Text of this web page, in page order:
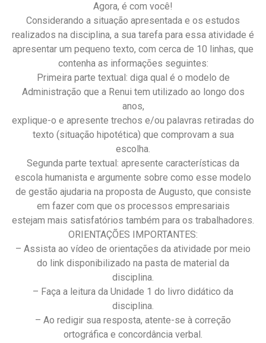
Agora, é com você!
Considerando a situação apresentada e os estudos
realizados na disciplina, a sua tarefa para essa atividade é
apresentar um pequeno texto, com cerca de 10 linhas, que
contenha as informações seguintes:
Primeira parte textual: diga qual é o modelo de
Administração que a Renui tem utilizado ao longo dos
anos,
explique-o e apresente trechos e/ou palavras retiradas do
texto (situação hipotética) que comprovam a sua
escolha.
Segunda parte textual: apresente características da
escola humanista e argumente sobre como esse modelo
de gestão ajudaria na proposta de Augusto, que consiste
em fazer com que os processos empresariais
estejam mais satisfatórios também para os trabalhadores.
ORIENTAÇÕES IMPORTANTES:
– Assista ao vídeo de orientações da atividade por meio
do link disponibilizado na pasta de material da
disciplina.
– Faça a leitura da Unidade 1 do livro didático da
disciplina.
– Ao redigir sua resposta, atente-se à correção
ortográfica e concordância verbal.